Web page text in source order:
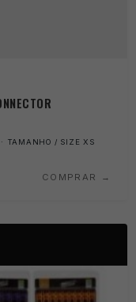
TAMANHO / SIZE XS
COMPRAR